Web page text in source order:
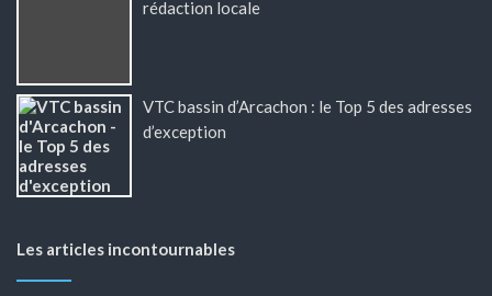
rédaction locale
VTC bassin d’Arcachon : le Top 5 des adresses
d’exception
Les articles incontournables